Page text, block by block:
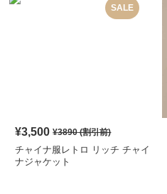
SALE
¥3,500 ¥3890(割引前)
チャイナ服レトロ リッチ チャイ
ナジャケット